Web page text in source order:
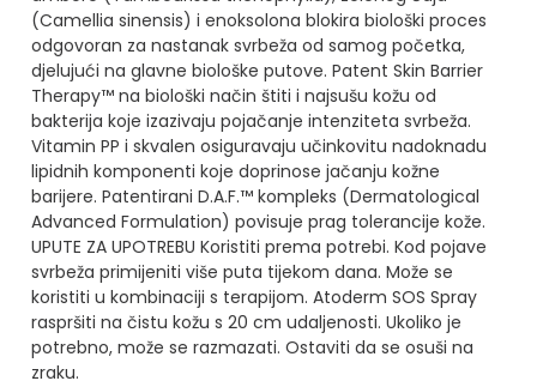
(Camellia sinensis) i enoksolona blokira biološki proces
odgovoran za nastanak svrbeža od samog početka,
djelujući na glavne biološke putove. Patent Skin Barrier
Therapy™ na biološki način štiti i najsušu kožu od
bakterija koje izazivaju pojačanje intenziteta svrbeža.
Vitamin PP i skvalen osiguravaju učinkovitu nadoknadu
lipidnih komponenti koje doprinose jačanju kožne
barijere. Patentirani D.A.F.™ kompleks (Dermatological
Advanced Formulation) povisuje prag tolerancije kože.
UPUTE ZA UPOTREBU Koristiti prema potrebi. Kod pojave
svrbeža primijeniti više puta tijekom dana. Može se
koristiti u kombinaciji s terapijom. Atoderm SOS Spray
raspršiti na čistu kožu s 20 cm udaljenosti. Ukoliko je
potrebno, može se razmazati. Ostaviti da se osuši na
zraku.